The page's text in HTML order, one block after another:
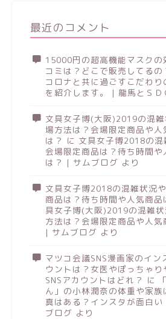
最近のコメント
15000円の超高機能マスクの
コミは？どこで販売してるの
コロナと共に過ごすこだわり
を紹介します。 | 龍馬とＳＤ
文具女子博(大阪)2019の混雑
場方法は？会場限定商品や人
は？ に 文具女子博2018の混
会場限定商品は？待ち時間や
は？ | サムブログ より
文具女子博2018の混雑状況
商品は？待ち時間や人気商品
具女子博(大阪)2019の混雑状
方法は？会場限定商品や人気
| サムブログ より
マツコ会議SNS漫画家のイン
ウントは？女医やぽっちゃり
SNSアカウントはどれ？ に
ん」の小林潤奈の体重や家族
真はある？インスタが面白
ブログ より